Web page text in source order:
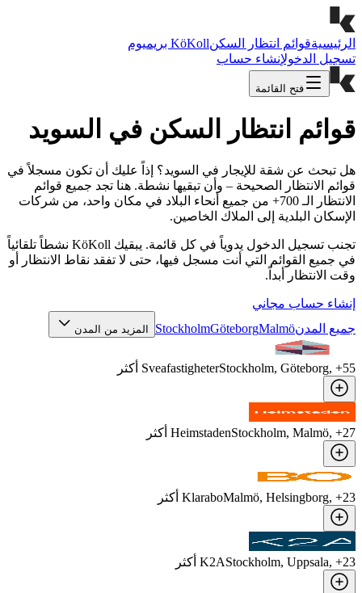
الرئيسيةقوائم انتظار السكنKöKoll بريميوم
تسجيل الدخولإنشاء حساب
فتح القائمة
قوائم انتظار السكن في السويد
هل تبحث عن شقة للإيجار في السويد؟ إذاً عليك أن تكون مسجلاً في
قوائم الانتظار الصحيحة – وأن تبقيها نشطة. هنا تجد جميع قوائم
الانتظار الـ 700+ من جميع أنحاء البلاد في مكان واحد، من شركات
الإسكان البلدية إلى الملاك الخاصين.
تجنب تسجيل الدخول يدوياً في كل قائمة. يبقيك KöKoll نشطاً تلقائياً
في جميع القوائم التي أنت مسجل فيها، حتى لا تفقد نقاط الانتظار أو
وقت الانتظار أبداً.
إنشاء حساب مجاني
جميع المدن
StockholmGöteborgMalmö المزيد من المدن
SveafastigheterStockholm, Göteborg, +55 أكثر
HeimstadenStockholm, Malmö, +27 أكثر
KlaraboMalmö, Helsingborg, +23 أكثر
K2AStockholm, Uppsala, +23 أكثر